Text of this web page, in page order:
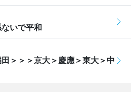
いで平和
＞＞＞京大＞慶應＞東大＞中